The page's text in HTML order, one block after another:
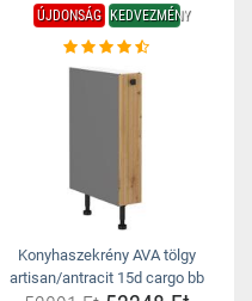
ÚJDONSÁG KEDVEZMÉNY
Konyhaszekrény AVA tölgy
artisan/antracit 15d cargo bb